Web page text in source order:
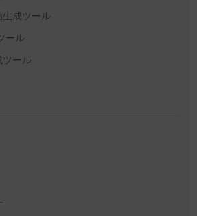
生成ツール
ール
ツール